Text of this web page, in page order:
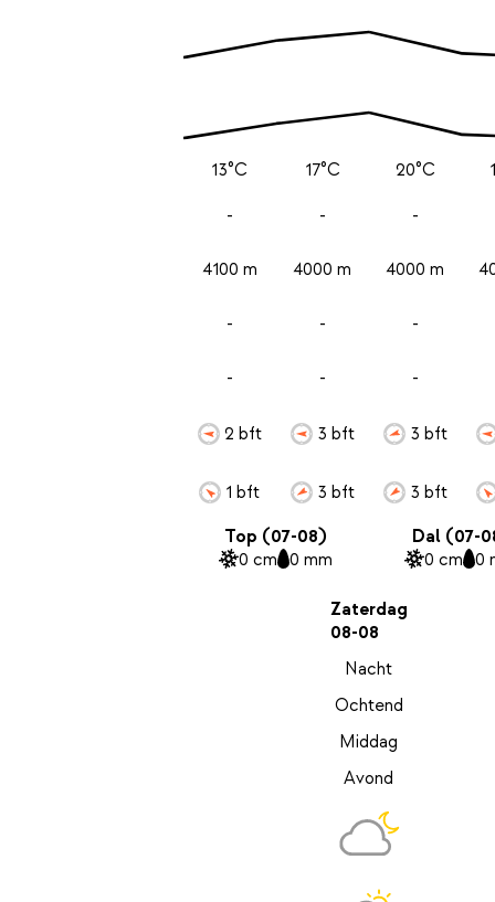
13°C
-
4100 m
-
-
2 bft
1 bft
17°C
-
4000 m
-
-
3 bft
3 bft
20°C
-
4000 m
-
-
3 bft
3 bft
Top (07-08)
0 cm 0 mm
Dal (07-
0 cm 0
Zaterdag
08-08
Nacht
Ochtend
Middag
Avond